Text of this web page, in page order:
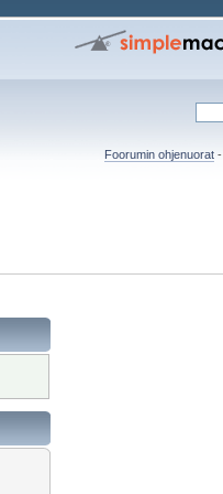
Foorumin ohjenuorat-